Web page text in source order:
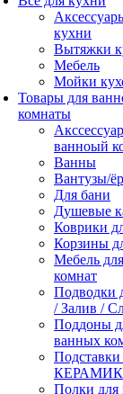
кухни
Вытяжки
Мебель
Мойки
Товары для
комнаты
ванноый
Ванны
Вантузы/
Для бани
Душевые
Коврики
Корзины
Мебель
комнат
Подводки
/ Залив /
Поддоны
ванных
Полки для